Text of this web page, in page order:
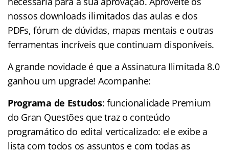
nossos downloads ilimitados das aulas e dos
PDFs, fórum de dúvidas, mapas mentais e outras
ferramentas incríveis que continuam disponíveis.
A grande novidade é que a Assinatura Ilimitada 8.0
ganhou um upgrade! Acompanhe:
Programa de Estudos: funcionalidade Premium
do Gran Questões que traz o conteúdo
programático do edital verticalizado: ele exibe a
lista com todos os assuntos e com todas as